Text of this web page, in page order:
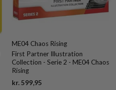
ME04 Chaos Rising
First Partner Illustration
Collection - Serie 2 - ME04 Chaos
Rising
kr.599,95Current